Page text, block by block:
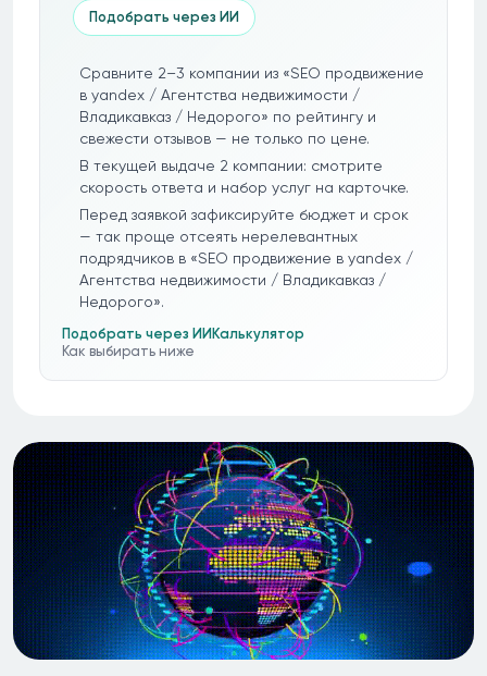
Подобрать через ИИ
Сравните 2–3 компании из «SEO продвижение
в yandex / Агентства недвижимости /
Владикавказ / Недорого» по рейтингу и
свежести отзывов — не только по цене.
В текущей выдаче 2 компании: смотрите
скорость ответа и набор услуг на карточке.
Перед заявкой зафиксируйте бюджет и срок
— так проще отсеять нерелевантных
подрядчиков в «SEO продвижение в yandex /
Агентства недвижимости / Владикавказ /
Недорого».
Подобрать через ИИ Калькулятор
Как выбирать ниже